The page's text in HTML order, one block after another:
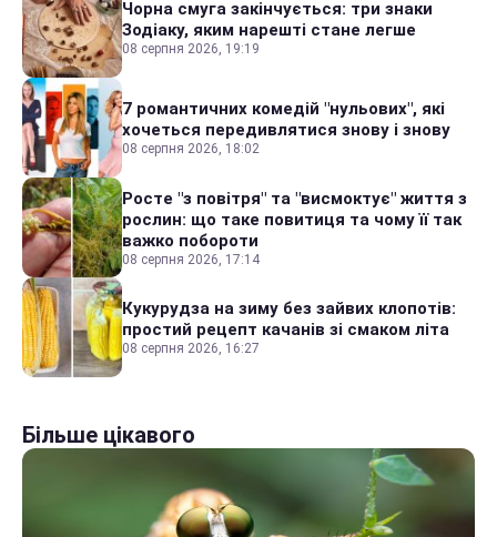
Чорна смуга закінчується: три знаки
Зодіаку, яким нарешті стане легше
08 серпня 2026, 19:19
7 романтичних комедій "нульових", які
хочеться передивлятися знову і знову
08 серпня 2026, 18:02
Росте "з повітря" та "висмоктує" життя з
рослин: що таке повитиця та чому її так
важко побороти
08 серпня 2026, 17:14
Кукурудза на зиму без зайвих клопотів:
простий рецепт качанів зі смаком літа
08 серпня 2026, 16:27
Більше цікавого